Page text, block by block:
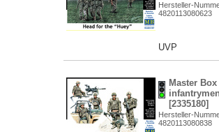
Hersteller-
4820113080623
UVP
Master
[2335180]
Hersteller-
4820113080838